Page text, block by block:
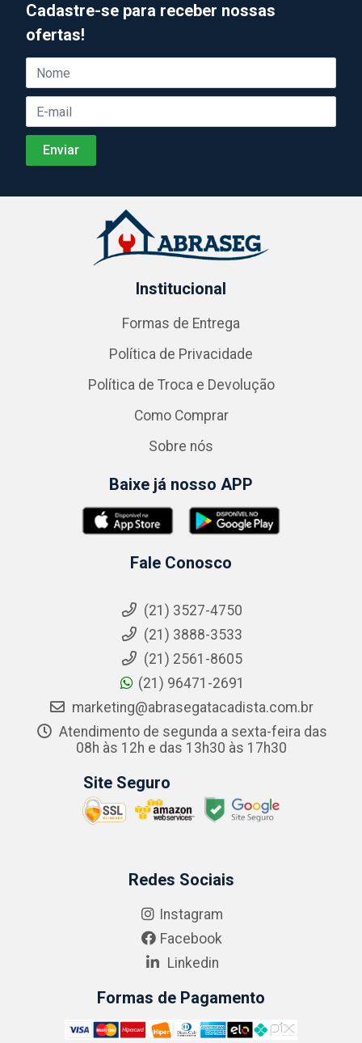
Cadastre-se para receber nossas
ofertas!
Institucional
Formas de Entrega
Política de Privacidade
Política de Troca e Devolução
Como Comprar
Sobre nós
Baixe já nosso APP
Fale Conosco
(21) 3527-4750
(21) 3888-3533
(21) 2561-8605
(21) 96471-2691
marketing@abrasegatacadista.com.br
Atendimento de segunda a sexta-feira das
08h às 12h e das 13h30 às 17h30
Site Seguro
Redes Sociais
Instagram
Facebook
Linkedin
Formas de Pagamento